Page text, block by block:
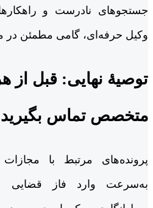
جستجوهای نادرست و
وکیل حرفه‌ای، گامی مطمئن در
توصیۀ نهایی: قبل از
متخصص تماس
پرونده‌های مرتبط با
به‌سرعت وارد فاز